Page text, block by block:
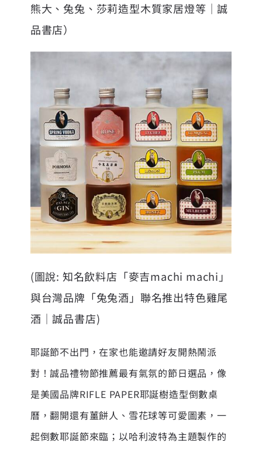
熊大、兔兔、莎莉造型木質家居燈等｜誠
品書店）
(圖說: 知名飲料店「麥吉machi machi」
與台灣品牌「兔兔酒」聯名推出特色雞尾
酒｜誠品書店)
耶誕節不出門，在家也能邀請好友開熱鬧派
對！誠品禮物節推薦最有氣氛的節日選品，像
是美國品牌RIFLE PAPER耶誕樹造型倒數桌
曆，翻開還有薑餅人、雪花球等可愛圖素，一
起倒數耶誕節來臨；以哈利波特為主題製作的